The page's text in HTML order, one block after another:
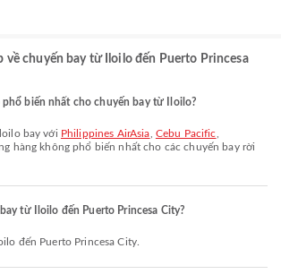
về chuyến bay từ Iloilo đến Puerto Princesa
phổ biến nhất cho chuyến bay từ Iloilo?
bay với Philippines AirAsia Cebu Pacific
hàng không phổ biến nhất cho các chuyến bay rời
từ Iloilo đến Puerto Princesa City?
đến Puerto Princesa City.